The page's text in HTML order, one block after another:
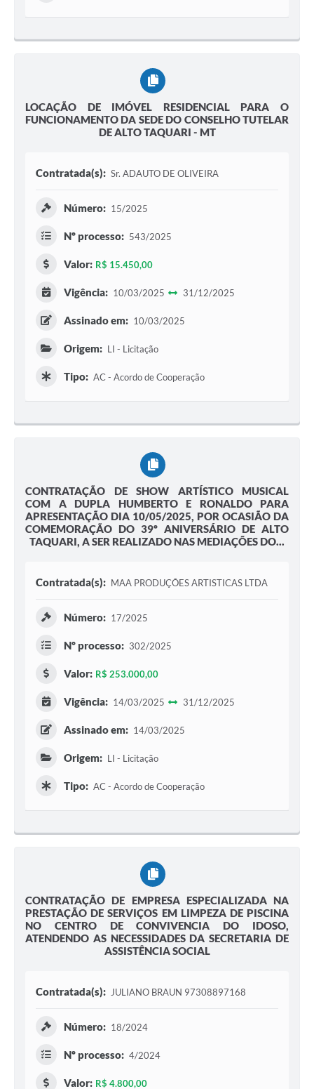
LOCAÇÃO DE IMÓVEL RESIDENCIAL PARA O
FUNCIONAMENTO DA SEDE DO CONSELHO TUTELAR
DE ALTO TAQUARI - MT
Contratada(s): Sr. ADAUTO DE OLIVEIRA
Número: 15/2025
Nº processo: 543/2025
Valor: R$ 15.450,00
Vigência: 10/03/2025 31/12/2025
Assinado em: 10/03/2025
Origem: LI - Licitação
Tipo: AC - Acordo de Cooperação
CONTRATAÇÃO DE SHOW ARTÍSTICO MUSICAL
COM A DUPLA HUMBERTO E RONALDO PARA
APRESENTAÇÃO DIA 10/05/2025, POR OCASIÃO DA
COMEMORAÇÃO DO 39º ANIVERSÁRIO DE ALTO
TAQUARI, A SER REALIZADO NAS MEDIAÇÕES DO...
Contratada(s): MAA PRODUÇÕES ARTISTICAS LTDA
Número: 17/2025
Nº processo: 302/2025
Valor: R$ 253.000,00
Vigência: 14/03/2025 31/12/2025
Assinado em: 14/03/2025
Origem: LI - Licitação
Tipo: AC - Acordo de Cooperação
CONTRATAÇÃO DE EMPRESA ESPECIALIZADA NA
PRESTAÇÃO DE SERVIÇOS EM LIMPEZA DE PISCINA
NO CENTRO DE CONVIVENCIA DO IDOSO,
ATENDENDO AS NECESSIDADES DA SECRETARIA DE
ASSISTÊNCIA SOCIAL
Contratada(s): JULIANO BRAUN 97308897168
Número: 18/2024
Nº processo: 4/2024
Valor: R$ 4.800,00